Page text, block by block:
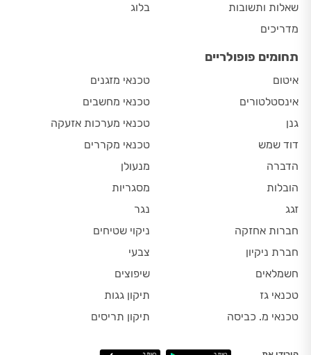
שאלות ותשובות
מדריכים
בלוג
תחומים פופולריים
איטום
אינסטלטורים
גנן
דוד שמש
הדברה
הובלות
זגג
חברות אחזקה
חברת ניקיון
חשמלאים
טכנאי גז
טכנאי מ. כביסה
טכנאי מזגנים
טכנאי מחשבים
טכנאי מערכות אזעקה
טכנאי מקררים
מנעולן
מסגריות
נגר
ניקוי שטיחים
צבעי
שיפוצים
תיקון גגות
תיקון תריסים